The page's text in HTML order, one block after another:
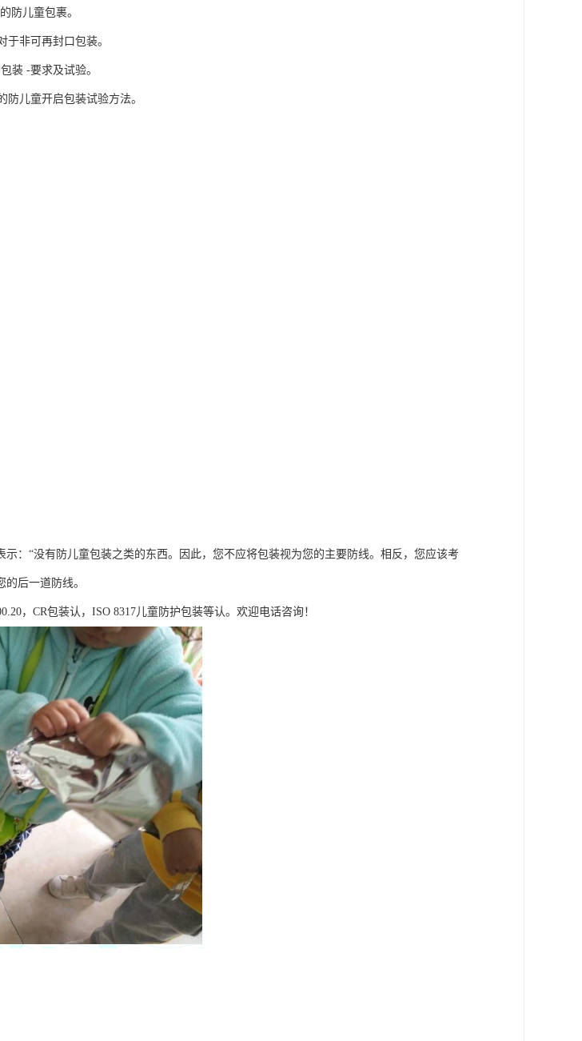
防儿童包裹。
于非可再封口包装。
装 -要求及试验。
防儿童开启包装试验方法。
： “没有防儿童包装之类的东西。因此，您不应将包装视为您的主要防线。相反，您应该考
后一道防线。
，CR包装认，ISO 8317儿童防护包装等认。欢迎电话咨询！